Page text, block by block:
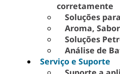
corretamente
Soluções
Aroma,
Soluções
Análise de
Serviço e Suporte